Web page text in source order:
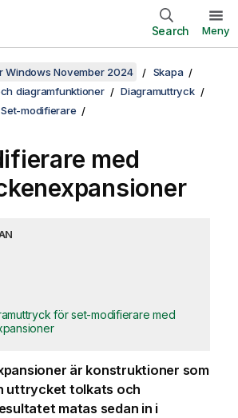
Search Meny
Windows November 2024
Skapa
diagramfunktioner
Diagramuttryck
Set-modifierare
med
för set-modifierare med
är konstruktioner som
uttrycket tolkats och
matas sedan in i